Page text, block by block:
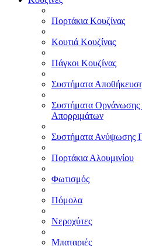
Πορτάκια Κουζίνας
Κουτιά Κουζίνας
Πάγκοι Κουζίνας
Συστήματα
Συστήματα Οργάνωσης
Απορριμάτων
Συστήματα Ανύψωσης
Πορτάκια Αλουμινίου
Φωτισμός
Πόμολα
Νεροχύτες
Μπαταριές